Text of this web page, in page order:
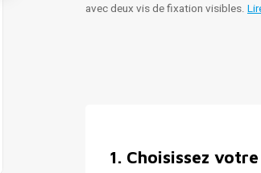
avec deux vis de fixation visibles.
1. Choisissez